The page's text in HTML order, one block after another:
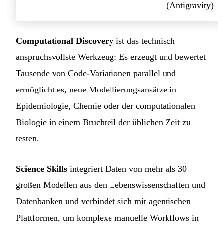
(Antigravity)
Computational Discovery ist das technisch
anspruchsvollste Werkzeug: Es erzeugt und bewertet
Tausende von Code-Variationen parallel und
ermöglicht es, neue Modellierungsansätze in
Epidemiologie, Chemie oder der computationalen
Biologie in einem Bruchteil der üblichen Zeit zu
testen.
Science Skills integriert Daten von mehr als 30
großen Modellen aus den Lebenswissenschaften und
Datenbanken und verbindet sich mit agentischen
Plattformen, um komplexe manuelle Workflows in